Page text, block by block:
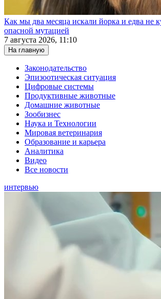
Как мы два месяца искали йорка и едва не
опасной мутацией
7 августа 2026, 11:10
На главную
Законодательство
Эпизоотическая ситуация
Цифровые системы
Продуктивные животные
Домашние животные
Зообизнес
Наука и Технологии
Мировая ветеринария
Образование и карьера
Аналитика
Видео
Все новости
интервью